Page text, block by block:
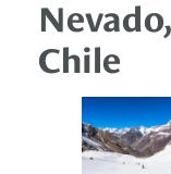
Nevado,
Chile